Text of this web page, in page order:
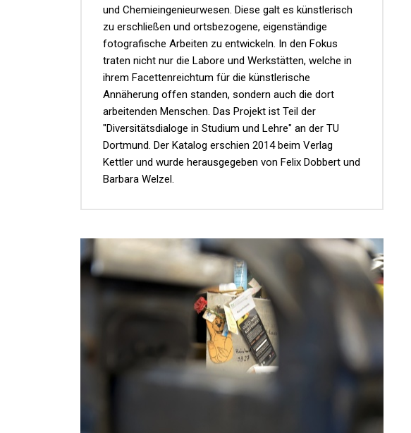
und Chemieingenieurwesen. Diese galt es künstlerisch
zu erschließen und ortsbezogene, eigenständige
fotografische Arbeiten zu entwickeln. In den Fokus
traten nicht nur die Labore und Werkstätten, welche in
ihrem Facettenreichtum für die künstlerische
Annäherung offen standen, sondern auch die dort
arbeitenden Menschen. Das Projekt ist Teil der
"Diversitätsdialoge in Studium und Lehre" an der TU
Dortmund. Der Katalog erschien 2014 beim Verlag
Kettler und wurde herausgegeben von Felix Dobbert und
Barbara Welzel.